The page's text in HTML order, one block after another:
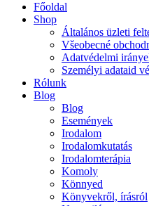
Főoldal
Shop
Általános üzleti
Všeobecné
Adatvédelmi
Személyi adataid
Rólunk
Blog
Blog
Események
Irodalom
Irodalomkutatás
Irodalomterápia
Komoly
Könnyed
Könyvekről, írásról